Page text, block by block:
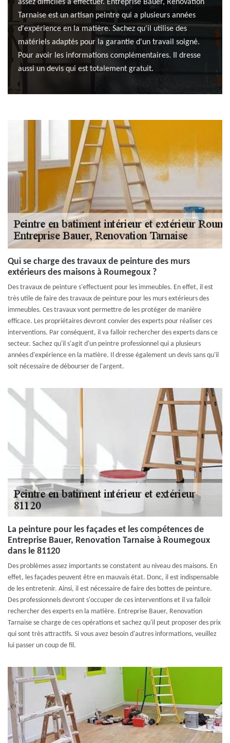
assez difficiles à effectuer. Entreprise Bauer, Renovation
Tarnaise est un artisan peintre qui a plusieurs années
d'expérience en la matière. Sachez qu'il utilise des
matériels adaptés pour la garantie d'un travail soigné.
Pour avoir les informations complémentaires. Il dresse
aussi un devis qui est totalement gratuit.
Qui se charge des travaux de peinture des murs
extérieurs des maisons à Roumegoux ?
Des travaux de peinture s'effectuent pour les immeubles. En effet, il est
très utile de faire des travaux de peinture pour les murs extérieurs des
immeubles. Ces travaux vont permettre de les protéger de manière
efficace. Les propriétaires devront convier des experts pour réaliser ces
interventions. Par conséquent, il va falloir rechercher des experts dans ce
secteur. Sachez qu'il s'agit d'un peintre professionnel qui a plusieurs
années d'expérience en la matière. Il dresse également un devis sans qu'il
soit nécessaire de débourser de l'argent.
La peinture pour les façades et les compétences de
Entreprise Bauer, Renovation Tarnaise à Roumegoux
dans le 81120
Des problèmes assez importants se constatent au niveau des maisons. En
effet, les façades peuvent être en mauvais état. Donc, il est indispensable
de les entretenir. Ainsi, il est nécessaire de faire des bottes de peinture.
Des professionnels devront s'occuper de ces interventions et il va falloir
rechercher des experts en la matière. Entreprise Bauer, Renovation
Tarnaise se charge de ces opérations et sachez qu'il peut proposer des prix
qui sont très attractifs. Si vous avez besoin d'autres informations, veuillez
lui passer un coup de fil.